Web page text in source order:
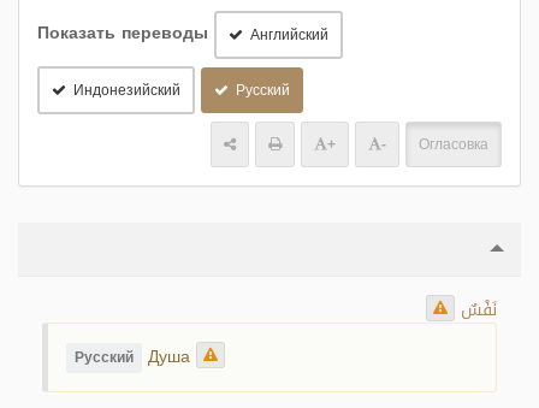
Показать переводы Английский
Индонезийский Русский
+ - Огласовка
نَفْسٌ
Русский Душа